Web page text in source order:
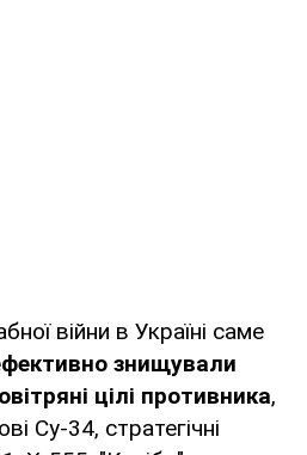
війни в Україні саме
знищували
цілі противника,
Су-34, стратегічні